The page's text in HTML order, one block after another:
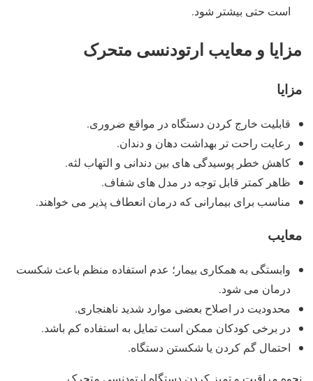
است حتی بیشتر شود.
مزایا و معایب ارتودنسی متحرک
مزایا
قابلیت خارج کردن دستگاه در مواقع ضروری.
رعایت راحت تر بهداشت دهان و دندان.
کاهش خطر پوسیدگی های بین دندانی و التهاب لثه.
ظاهر کمتر قابل توجه در مدل های شفاف.
مناسب برای بیمارانی که درمان انعطاف پذیر می خواهند.
معایب
وابستگی به همکاری بیمار؛ عدم استفاده منظم باعث شکست
درمان می شود.
محدودیت در اصلاح بعضی موارد شدید ناهنجاری.
در برخی کودکان ممکن است تمایل به استفاده کم باشد.
احتمال گم کردن یا شکستن دستگاه.
نحوه مراقبت و تمیز کردن دستگاه ارتودنسی متحرک